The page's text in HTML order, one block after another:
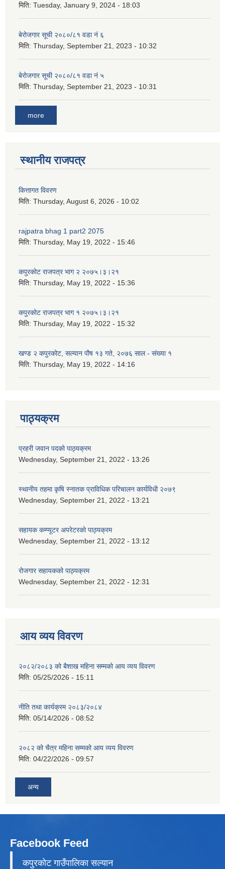
मिति: Tuesday, January 9, 2024 - 18:03
बेरोजगार सूची २०८०/८१ वडा नं ६
मिति: Thursday, September 21, 2023 - 10:32
बेरोजगार सूची २०८०/८१ वडा नं ५
मिति: Thursday, September 21, 2023 - 10:31
more
स्थानीय राजपत्र
कित्तागत विवरण
मिति: Thursday, August 6, 2026 - 10:02
rajpatra bhag 1 part2 2075
मिति: Thursday, May 19, 2022 - 15:46
कपुरकोट राजपत्र भाग २ २०७५।३।२१
मिति: Thursday, May 19, 2022 - 15:36
कपुरकोट राजपत्र भाग १ २०७५।३।२१
मिति: Thursday, May 19, 2022 - 15:32
खण्ड २ कपुरकोट, सल्यान पौष १३ गते, २०७६ साल - संख्या १
मिति: Thursday, May 19, 2022 - 14:16
पाठ्यक्रम
प्रहरी जवान पदको पाठ्यक्रम
Wednesday, September 21, 2022 - 13:26
स्थानीय तहमा कृषि स्नातक प्राविधिक परिचालन कार्यविधी २०७९
Wednesday, September 21, 2022 - 13:21
सहायक कम्प्यूटर अपरेटरको पाठ्यक्रम
Wednesday, September 21, 2022 - 13:12
रोजगार सहायकको पाठ्यक्रम
Wednesday, September 21, 2022 - 12:31
आय व्यय विवरण
२०८२/२०८३ को बैशाख महिना सम्मको आय व्यय विवरण
मिति: 05/25/2026 - 15:11
नीति तथा कार्यक्रम २०८३/२०८४
मिति: 05/14/2026 - 08:52
२०८२ को चैत्र महिना सम्मको आय व्यय विवरण
मिति: 04/22/2026 - 09:57
अन्य
Facebook Feed
कपुरकाेट गाउँपालिका सल्यान